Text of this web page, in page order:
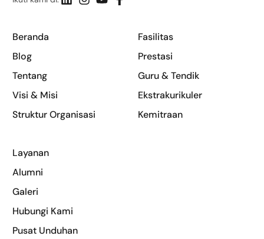
Beranda
Blog
Tentang
Visi & Misi
Struktur Organisasi
Fasilitas
Prestasi
Guru & Tendik
Ekstrakurikuler
Kemitraan
Layanan
Alumni
Galeri
Hubungi Kami
Pusat Unduhan